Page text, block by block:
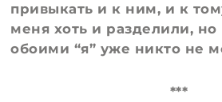
привыкать и к ним, и к
меня хоть и разделили,
обоими “я” уже никто не
***